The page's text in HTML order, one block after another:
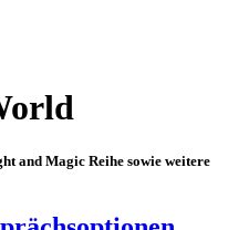
and Magic Reihe sowie weitere